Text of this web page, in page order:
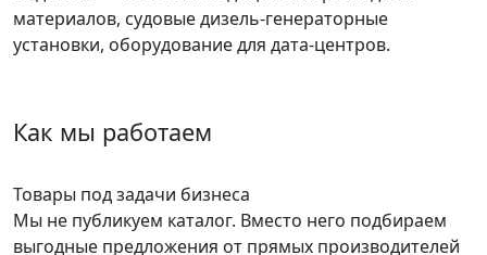
материалов, судовые дизель-генераторные
установки, оборудование для дата-центров.
Как мы работаем
Товары под задачи бизнеса
Мы не публикуем каталог. Вместо него подбираем
выгодные предложения от прямых производителей